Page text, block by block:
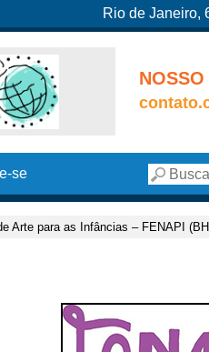
Rio de Janeiro,
NOSSO
se
Arte para as Infâncias – FENAPI